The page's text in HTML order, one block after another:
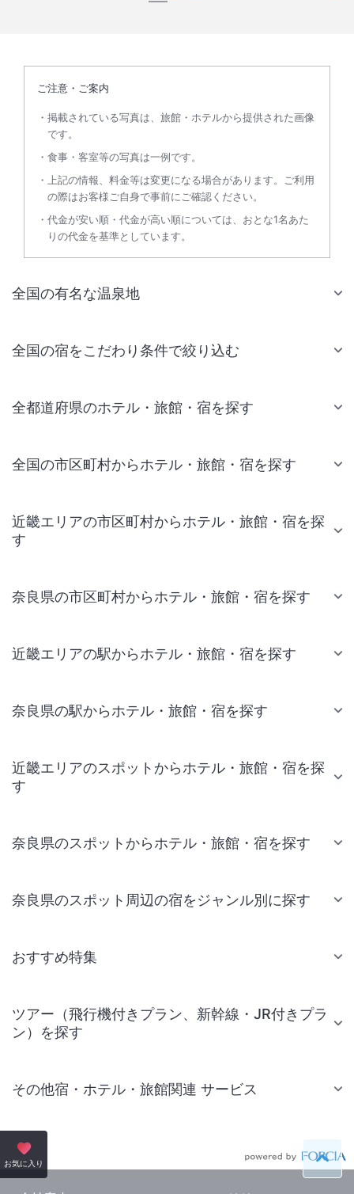
ご注意・ご案内
掲載されている写真は、旅館・ホテルから提供された画像
です。
食事・客室等の写真は一例です。
上記の情報、料金等は変更になる場合があります。ご利用
の際はお客様ご自身で事前にご確認ください。
代金が安い順・代金が高い順については、おとな1名あた
りの代金を基準としています。
お気に入り ペー
全国の有名な温泉地
全国の宿をこだわり条件で絞り込む
全都道府県のホテル・旅館・宿を探す
全国の市区町村からホテル・旅館・宿を探す
近畿エリアの市区町村からホテル・旅館・宿を探
す
奈良県の市区町村からホテル・旅館・宿を探す
近畿エリアの駅からホテル・旅館・宿を探す
奈良県の駅からホテル・旅館・宿を探す
近畿エリアのスポットからホテル・旅館・宿を探
す
奈良県のスポットからホテル・旅館・宿を探す
奈良県のスポット周辺の宿をジャンル別に探す
おすすめ特集
ツアー（飛行機付きプラン、新幹線・JR付きプラ
ン）を探す
その他宿・ホテル・旅館関連 サービス
JR・新幹線付きツアー